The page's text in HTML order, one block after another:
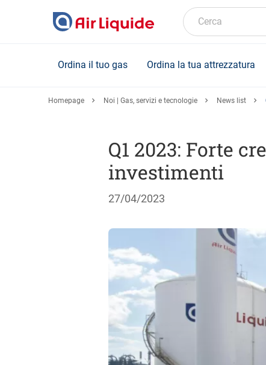
Cerca
Ordina il tuo gas Ordina la tua attrezzatura
Homepage Noi | Gas, servizi e tecnologie News list
Q1 2023: Forte
investimenti
27/04/2023